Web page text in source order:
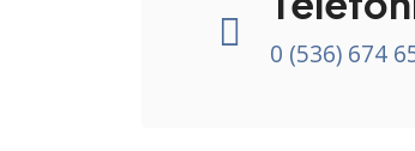
0 (536) 674